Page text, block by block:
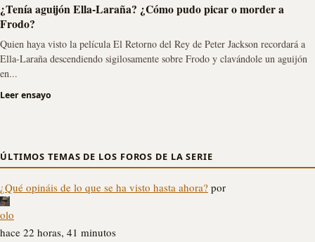
¿Tenía aguijón Ella-Laraña? ¿Cómo pudo picar o morder a
Frodo?
Quien haya visto la película El Retorno del Rey de Peter Jackson recordará a
Ella-Laraña descendiendo sigilosamente sobre Frodo y clavándole un aguijón
en...
Leer ensayo
ÚLTIMOS TEMAS DE LOS FOROS DE LA SERIE
¿Qué opináis de lo que se ha visto hasta ahora? por
olo
hace 22 horas, 41 minutos